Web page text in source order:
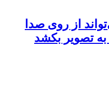
از روی صدا
به تصویر بکشد